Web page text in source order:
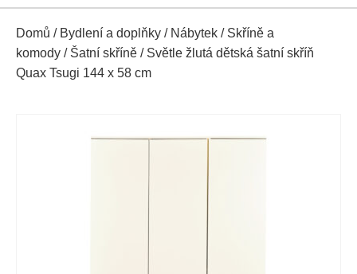
Domů / Bydlení a doplňky / Nábytek / Skříně a
komody / Šatní skříně / Světle žlutá dětská šatní skříň
Quax Tsugi 144 x 58 cm